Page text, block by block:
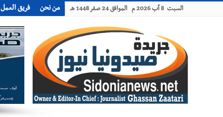
السبت 8 آب 2026 م الموافق 24 صفر 1448 هـ من نحن فريق العمل